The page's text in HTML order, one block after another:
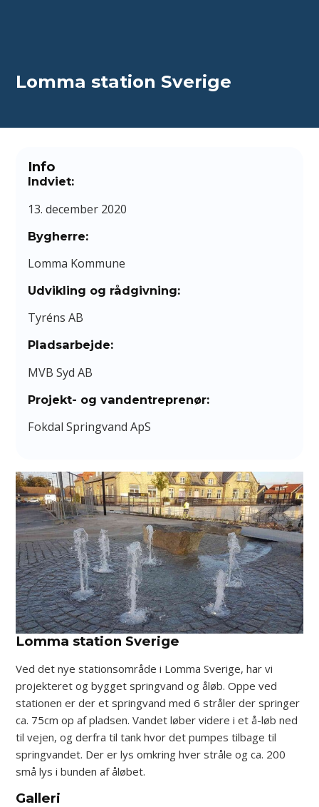
Lomma station Sverige
Info
Indviet:
13. december 2020
Bygherre:
Lomma Kommune
Udvikling og rådgivning:
Tyréns AB
Pladsarbejde:
MVB Syd AB
Projekt- og vandentreprenør:
Fokdal Springvand ApS
Lomma station Sverige
Ved det nye stationsområde i Lomma Sverige, har vi
projekteret og bygget springvand og åløb. Oppe ved
stationen er der et springvand med 6 stråler der springer
ca. 75cm op af pladsen. Vandet løber videre i et å-løb ned
til vejen, og derfra til tank hvor det pumpes tilbage til
springvandet. Der er lys omkring hver stråle og ca. 200
små lys i bunden af åløbet.
Galleri